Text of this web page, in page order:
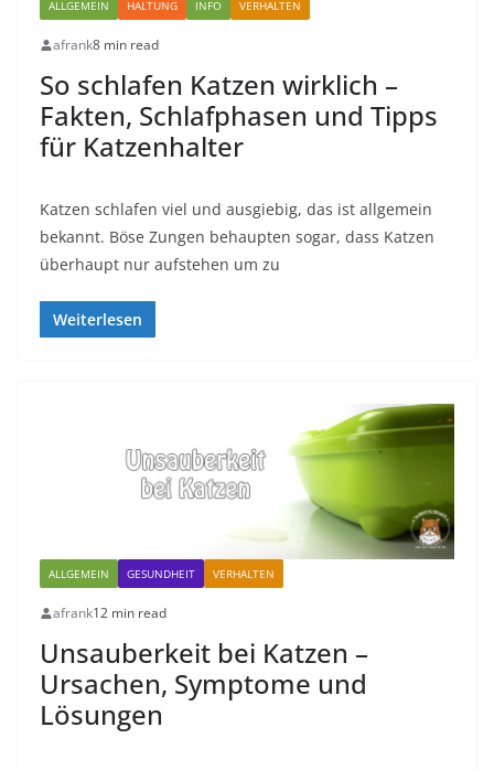
ALLGEMEIN HALTUNG INFO VERHALTEN
afrank8 min read
So schlafen Katzen wirklich –
Fakten, Schlafphasen und Tipps
für Katzenhalter
Katzen schlafen viel und ausgiebig, das ist allgemein
bekannt. Böse Zungen behaupten sogar, dass Katzen
überhaupt nur aufstehen um zu
Weiterlesen
ALLGEMEIN GESUNDHEIT VERHALTEN
afrank12 min read
Unsauberkeit bei Katzen –
Ursachen, Symptome und
Lösungen